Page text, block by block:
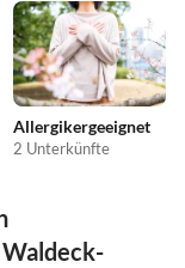
Allergikergeeignet
2 Unterkünfte